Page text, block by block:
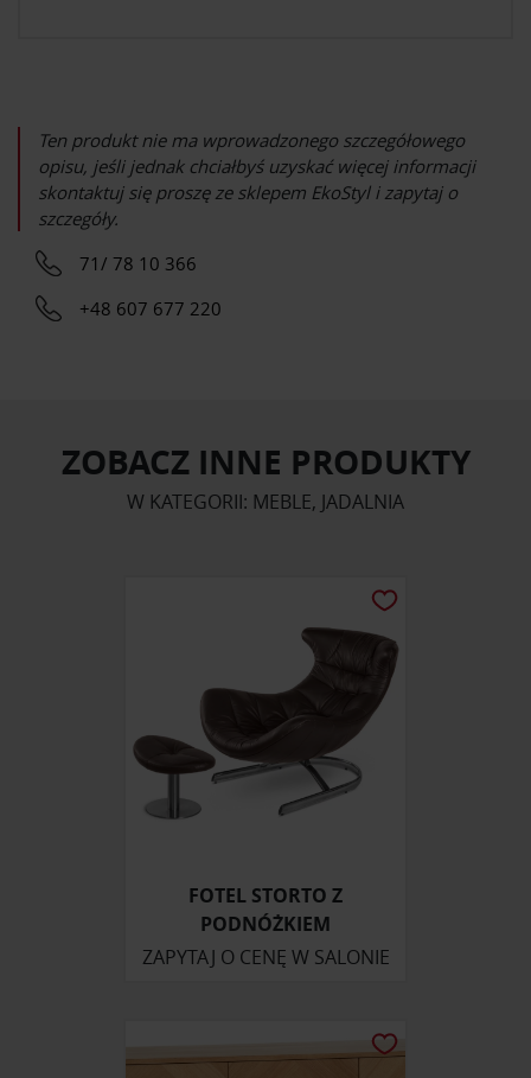
Ten produkt nie ma wprowadzonego szczegółowego
opisu, jeśli jednak chciałbyś uzyskać więcej informacji
skontaktuj się proszę ze sklepem EkoStyli zapytaj o
szczegóły.
71/ 78 10 366
+48 607 677 220
ZOBACZ INNE PRODUKTY
W KATEGORII: MEBLE, JADALNIA
FOTEL STORTO Z
PODNÓŻKIEM
ZAPYTAJ O CENĘ W SALONIE